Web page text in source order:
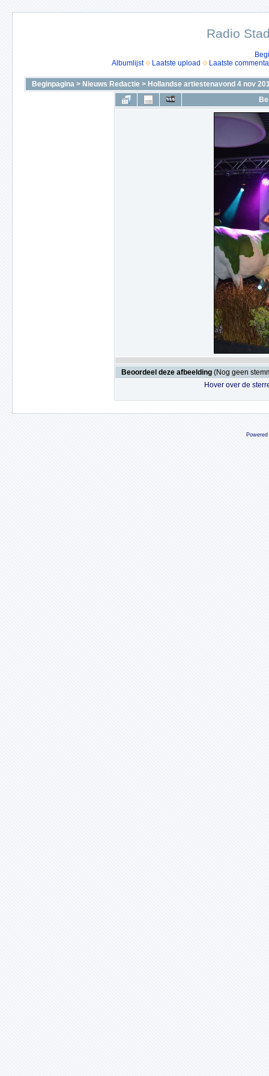
Radio
Albumlijst
Laatste upload Laatste
Beginpagina > Nieuws Redactie > Hollandse artiestenavond 4 nov
Beoordeel deze afbeelding (Nog geen
Hover over de